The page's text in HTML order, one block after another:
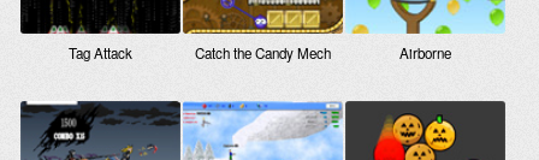
Tag Attack Catch the Candy Mech Airborne